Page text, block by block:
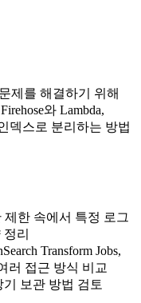
제를 해결하기 위해
와 Lambda,
덱스로 분리하는 방법
제한 속에서 특정 로그
리
Transform Jobs,
러 접근 방식 비교
보관 방법 검토